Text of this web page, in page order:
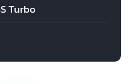
Turbo